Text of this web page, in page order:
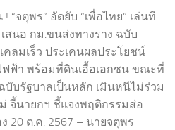
“จตุพร” อัดยับ “เพื่อไทย” เล่นที
สนอ กม.ขนส่งทางราง ฉบับ
คลมเร็ว ประเคนผลประโยชน์
ฟ้า พร้อมที่ดินเอื้อเอกชน ขณะที่
บับรัฐบาลเป็นหลัก เมินหนีไม่ร่วม
จี้นายกฯ ชี้แจงพฤติกรรมส่อ
20 ต.ค. 2567 – นายจตุพร